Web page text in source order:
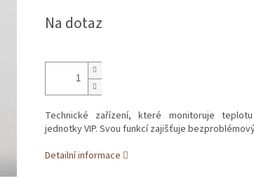
cena:
Na dotaz
Technické zařízení, které monitoruje
jednotky VIP. Svou funkcí zajišťuje
Detailní informace